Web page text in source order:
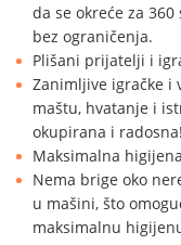
da se okreće za
bez ograničenja.
Plišani prijatelji i
Zanimljive igračke
maštu, hvatanje i
okupirana i radosna!
Maksimalna higijena
Nema brige oko
u mašini, što
maksimalnu